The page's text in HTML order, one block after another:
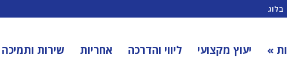
בלוג
» יעוץ מקצועי ליווי והדרכה אחריות שירות ותמיכה